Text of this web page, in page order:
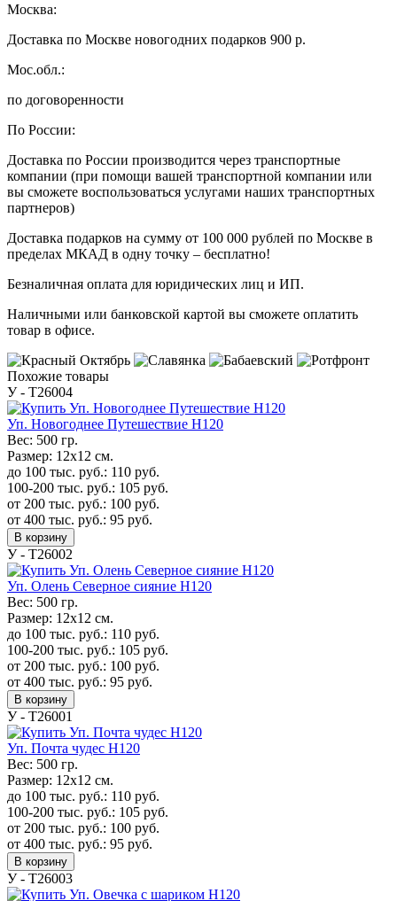
Москва:
Доставка по Москве новогодних подарков 900 р.
Мос.обл.:
по договоренности
По России:
Доставка по России производится через транспортные
компании (при помощи вашей транспортной компании или
вы сможете воспользоваться услугами наших транспортных
партнеров)
Доставка подарков на сумму от 100 000 рублей по Москве в
пределах МКАД в одну точку – бесплатно!
Безналичная оплата для юридических лиц и ИП.
Наличными или банковской картой вы сможете оплатить
товар в офисе.
Похожие товары
У - Т26004
Уп. Новогоднее Путешествие H120
Вес: 500 гр.
Размер: 12х12 см.
до 100 тыс. руб.: 110 руб.
100-200 тыс. руб.: 105 руб.
от 200 тыс. руб.: 100 руб.
от 400 тыс. руб.: 95 руб.
В корзину
У - Т26002
Уп. Олень Северное сияние H120
Вес: 500 гр.
Размер: 12х12 см.
до 100 тыс. руб.: 110 руб.
100-200 тыс. руб.: 105 руб.
от 200 тыс. руб.: 100 руб.
от 400 тыс. руб.: 95 руб.
В корзину
У - Т26001
Уп. Почта чудес H120
Вес: 500 гр.
Размер: 12х12 см.
до 100 тыс. руб.: 110 руб.
100-200 тыс. руб.: 105 руб.
от 200 тыс. руб.: 100 руб.
от 400 тыс. руб.: 95 руб.
В корзину
У - Т26003